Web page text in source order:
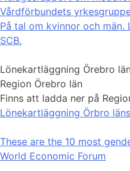
Vårdförbundets
På tal om kvinnor och män.
SCB.
Lönekartläggning Örebro
Region Örebro län
Finns att ladda ner på
Lönekartläggning Örbro
These are the 10 most
World Economic Forum